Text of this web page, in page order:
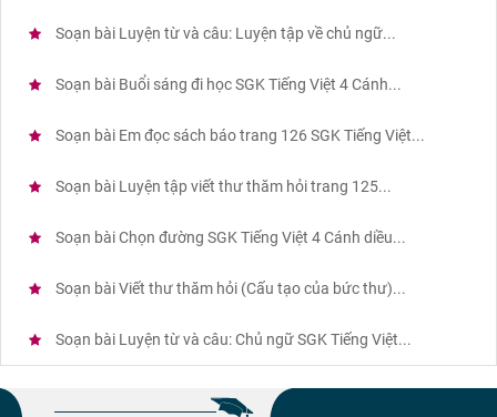
Soạn bài Luyện từ và câu: Luyện tập về chủ ngữ...
Soạn bài Buổi sáng đi học SGK Tiếng Việt 4 Cánh...
Soạn bài Em đọc sách báo trang 126 SGK Tiếng Việt...
Soạn bài Luyện tập viết thư thăm hỏi trang 125...
Soạn bài Chọn đường SGK Tiếng Việt 4 Cánh diều...
Soạn bài Viết thư thăm hỏi (Cấu tạo của bức thư)...
Soạn bài Luyện từ và câu: Chủ ngữ SGK Tiếng Việt...